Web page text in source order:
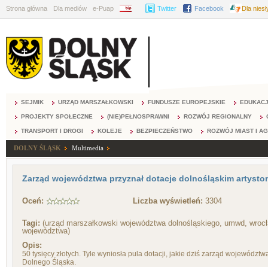
Strona główna Dla mediów e-Puap BIP Twitter Facebook Dla
SEJMIK URZĄD MARSZAŁKOWSKI FUNDUSZE EUROPEJSKIE
PROJEKTY SPOŁECZNE (NIE)PEŁNOSPRAWNI ROZWÓJ REGIONALNY
TRANSPORT I DROGI KOLEJE BEZPIECZEŃSTWO ROZWÓJ MIAST I
DOLNY ŚLĄSK Multimedia
Zarząd województwa przyznał dotacje dolnośląskim
Oceń: Liczba wyświetleń: 3304
Tagi: (urząd marszałkowski województwa dolnośląskiego, umwd,
województwa)
Opis:
50 tysięcy złotych. Tyle wyniosła pula dotacji, jakie dziś zarząd
Dolnego Śląska.